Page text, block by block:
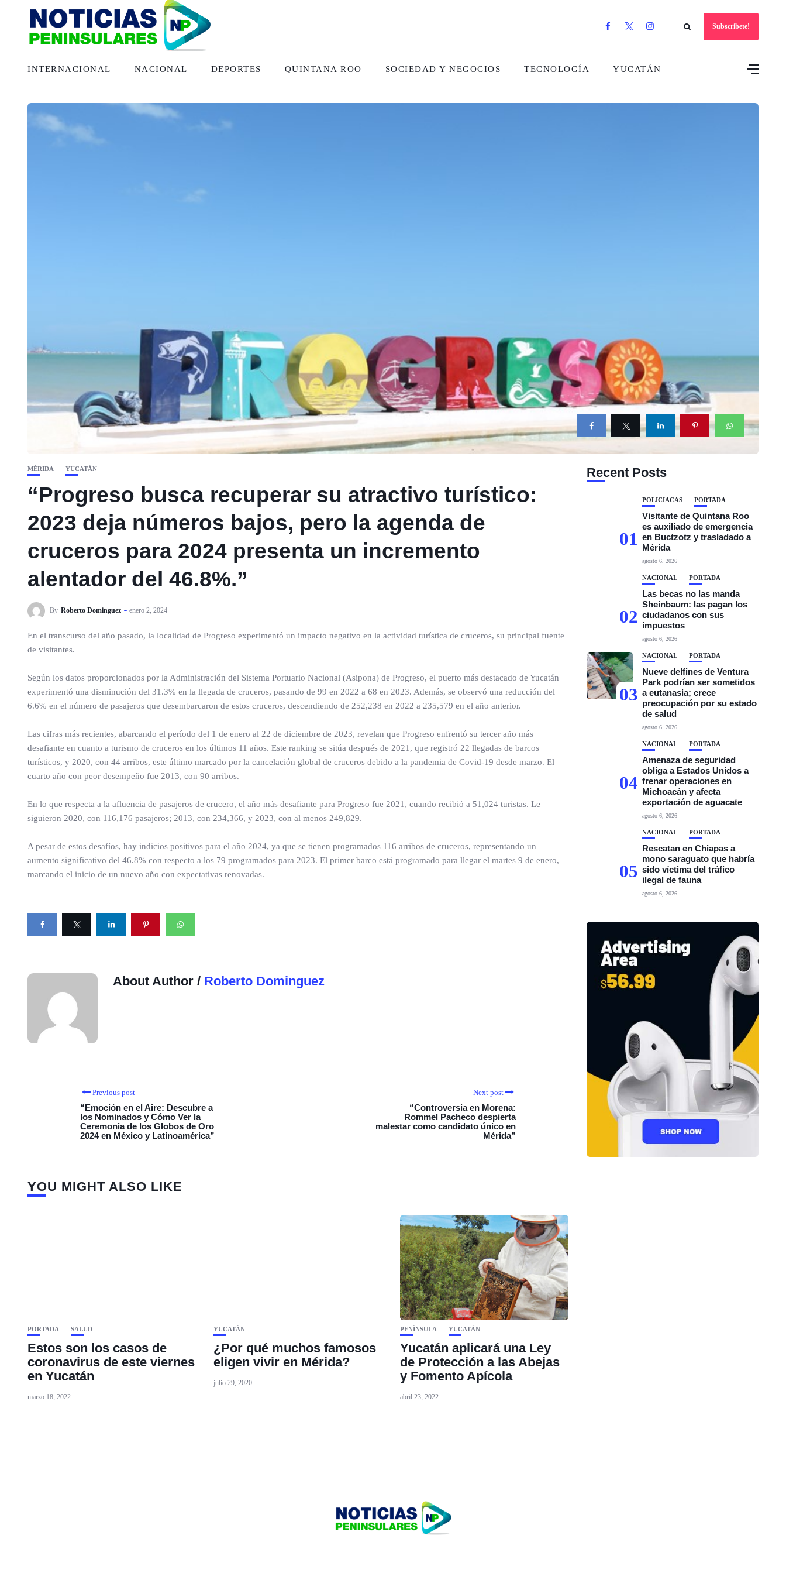
Subscribete!
INTERNACIONAL NACIONAL DEPORTES QUINTANA ROO SOCIEDAD Y NEGOCIOS TECNOLOGÍA YUCATÁN
MÉRIDA YUCATÁN
“Progreso busca recuperar su atractivo turístico:
2023 deja números bajos, pero la agenda de
cruceros para 2024 presenta un incremento
alentador del 46.8%.”
By Roberto Dominguez enero 2, 2024
En el transcurso del año pasado, la localidad de Progreso experimentó un impacto negativo en la actividad turística de cruceros, su principal fuente
de visitantes.
Según los datos proporcionados por la Administración del Sistema Portuario Nacional (Asipona) de Progreso, el puerto más destacado de Yucatán
experimentó una disminución del 31.3% en la llegada de cruceros, pasando de 99 en 2022 a 68 en 2023. Además, se observó una reducción del
6.6% en el número de pasajeros que desembarcaron de estos cruceros, descendiendo de 252,238 en 2022 a 235,579 en el año anterior.
Las cifras más recientes, abarcando el período del 1 de enero al 22 de diciembre de 2023, revelan que Progreso enfrentó su tercer año más
desafiante en cuanto a turismo de cruceros en los últimos 11 años. Este ranking se sitúa después de 2021, que registró 22 llegadas de barcos
turísticos, y 2020, con 44 arribos, este último marcado por la cancelación global de cruceros debido a la pandemia de Covid-19 desde marzo. El
cuarto año con peor desempeño fue 2013, con 90 arribos.
En lo que respecta a la afluencia de pasajeros de crucero, el año más desafiante para Progreso fue 2021, cuando recibió a 51,024 turistas. Le
siguieron 2020, con 116,176 pasajeros; 2013, con 234,366, y 2023, con al menos 249,829.
A pesar de estos desafíos, hay indicios positivos para el año 2024, ya que se tienen programados 116 arribos de cruceros, representando un
aumento significativo del 46.8% con respecto a los 79 programados para 2023. El primer barco está programado para llegar el martes 9 de enero,
marcando el inicio de un nuevo año con expectativas renovadas.
About Author / Roberto Dominguez
Previous post
“Emoción en el Aire: Descubre a
los Nominados y Cómo Ver la
Ceremonia de los Globos de Oro
2024 en México y Latinoamérica”
Next post
“Controversia en Morena:
Rommel Pacheco despierta
malestar como candidato único en
Mérida”
YOU MIGHT ALSO LIKE
PORTADA SALUD
Estos son los casos de
coronavirus de este viernes
en Yucatán
marzo 18, 2022
YUCATÁN
¿Por qué muchos famosos
eligen vivir en Mérida?
julio 29, 2020
PENÍNSULA YUCATÁN
Yucatán aplicará una Ley
de Protección a las Abejas
y Fomento Apícola
abril 23, 2022
Recent Posts
01
POLICIACAS PORTADA
Visitante de Quintana Roo
es auxiliado de emergencia
en Buctzotz y trasladado a
Mérida
agosto 6, 2026
02
NACIONAL PORTADA
Las becas no las manda
Sheinbaum: las pagan los
ciudadanos con sus
impuestos
agosto 6, 2026
03
NACIONAL PORTADA
Nueve delfines de Ventura
Park podrían ser sometidos
a eutanasia; crece
preocupación por su estado
de salud
agosto 6, 2026
04
NACIONAL PORTADA
Amenaza de seguridad
obliga a Estados Unidos a
frenar operaciones en
Michoacán y afecta
exportación de aguacate
agosto 6, 2026
05
NACIONAL PORTADA
Rescatan en Chiapas a
mono saraguato que habría
sido víctima del tráfico
ilegal de fauna
agosto 6, 2026